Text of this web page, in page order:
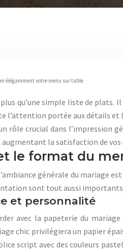
élégamment votre menu sur table
qu’une simple liste de
l’attention portée aux détails et
rôle crucial dans
la satisfaction de
le format du
générale du mariage
sont tout aussi
et personnalité
avec la papeterie du
chic privilégiera un papier
script avec des couleurs